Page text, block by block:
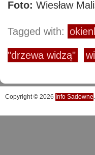
Foto: Wiesław
Tagged with:
"drzewa widzą"
Copyright © 2026 Info Sadowne